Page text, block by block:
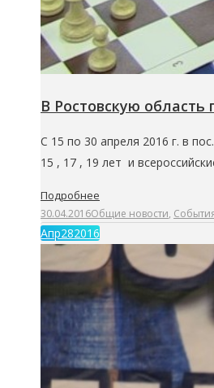
В Ростовскую
С 15 по 30 апреля 2016 г. в
15 , 17 , 19 лет и
Подробнее
30.04.2016Общие новости,
Апр282016